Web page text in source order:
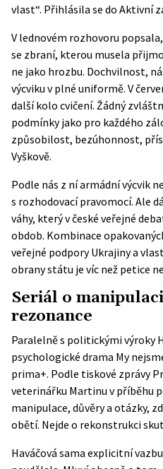
vlast“. Přihlásila se do Aktivní
V lednovém rozhovoru
se zbraní, kterou musela
ne jako hrozbu. Dochvilnost,
výcviku v plné uniformě. V
další kolo cvičení. Žádný
podmínky jako pro každého
způsobilost, bezúhonnost,
Vyškově.
Podle nás z ní armádní výcvik
s rozhodovací pravomocí. Ale
váhy, který v české veřejné
obdob. Kombinace
veřejné podpory Ukrajiny a
obrany státu je víc než petice
Seriál o
rezonance
Paralelně s politickými výroky
psychologické drama My
prima+. Podle tiskové zprávy
veterinářku Martinu v příběhu
manipulace, důvěry a otázky,
obětí. Nejde o rekonstrukci
Haváčová sama explicitní